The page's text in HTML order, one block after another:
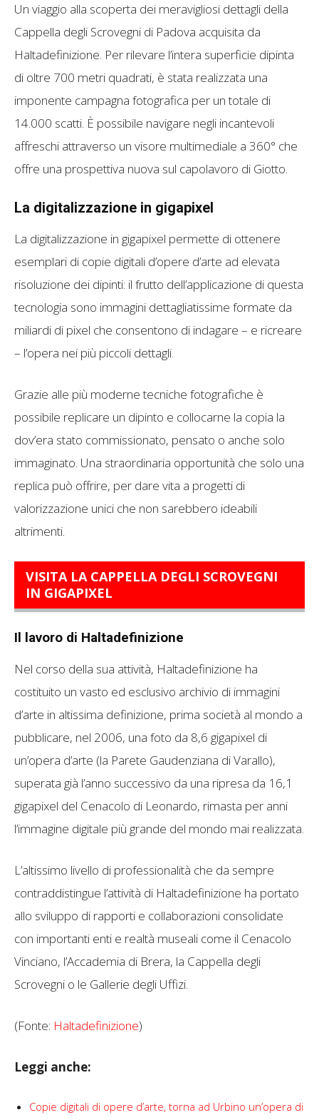
Un viaggio alla scoperta dei meravigliosi dettagli della
Cappella degli Scrovegni di Padova acquisita da
Haltadefinizione. Per rilevare l’intera superficie dipinta
di oltre 700 metri quadrati, è stata realizzata una
imponente campagna fotografica per un totale di
14.000 scatti. È possibile navigare negli incantevoli
affreschi attraverso un visore multimediale a 360° che
offre una prospettiva nuova sul capolavoro di Giotto.
La digitalizzazione in gigapixel
La digitalizzazione in gigapixel permette di ottenere
esemplari di copie digitali d’opere d’arte ad elevata
risoluzione dei dipinti: il frutto dell’applicazione di questa
tecnologia sono immagini dettagliatissime formate da
miliardi di pixel che consentono di indagare – e ricreare
– l’opera nei più piccoli dettagli.
Grazie alle più moderne tecniche fotografiche è
possibile replicare un dipinto e collocarne la copia la
dov’era stato commissionato, pensato o anche solo
immaginato. Una straordinaria opportunità che solo una
replica può offrire, per dare vita a progetti di
valorizzazione unici che non sarebbero ideabili
altrimenti.
VISITA LA CAPPELLA DEGLI SCROVEGNI
IN GIGAPIXEL
Il lavoro di Haltadefinizione
Nel corso della sua attività, Haltadefinizione ha
costituito un vasto ed esclusivo archivio di immagini
d’arte in altissima definizione, prima società al mondo a
pubblicare, nel 2006, una foto da 8,6 gigapixel di
un’opera d’arte (la Parete Gaudenziana di Varallo),
superata già l’anno successivo da una ripresa da 16,1
gigapixel del Cenacolo di Leonardo, rimasta per anni
l’immagine digitale più grande del mondo mai realizzata.
L’altissimo livello di professionalità che da sempre
contraddistingue l’attività di Haltadefinizione ha portato
allo sviluppo di rapporti e collaborazioni consolidate
con importanti enti e realtà museali come il Cenacolo
Vinciano, l’Accademia di Brera, la Cappella degli
Scrovegni o le Gallerie degli Uffizi.
(Fonte: Haltadefinizione)
Leggi anche:
Copie digitali di opere d’arte, torna ad Urbino un’opera di